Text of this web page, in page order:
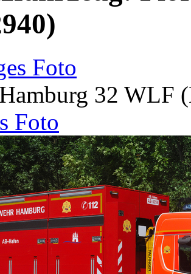
Foto
32 WLF
Foto